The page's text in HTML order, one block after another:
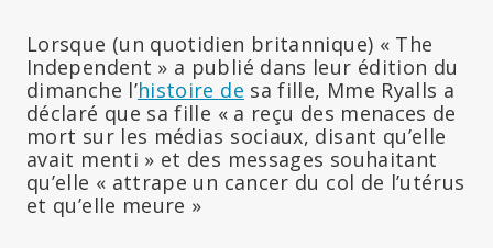
Lorsque (un quotidien britannique) « The
Independent » a publié dans leur édition du
dimanche l’histoire de sa fille, Mme Ryalls a
déclaré que sa fille « a reçu des menaces de
mort sur les médias sociaux, disant qu’elle
avait menti » et des messages souhaitant
qu’elle « attrape un cancer du col de l’utérus
et qu’elle meure »